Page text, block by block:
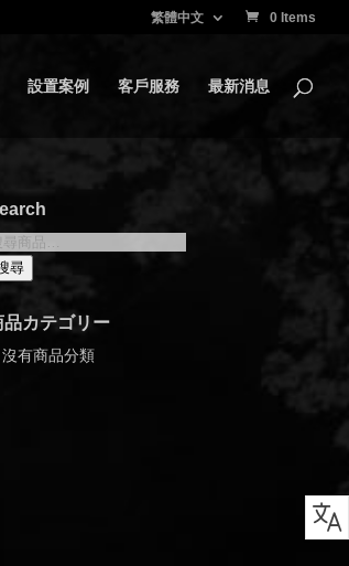
繁體中文 0 Items
設置案例 客戶服務 最新消息
尋
品カテゴリー
沒有商品分類